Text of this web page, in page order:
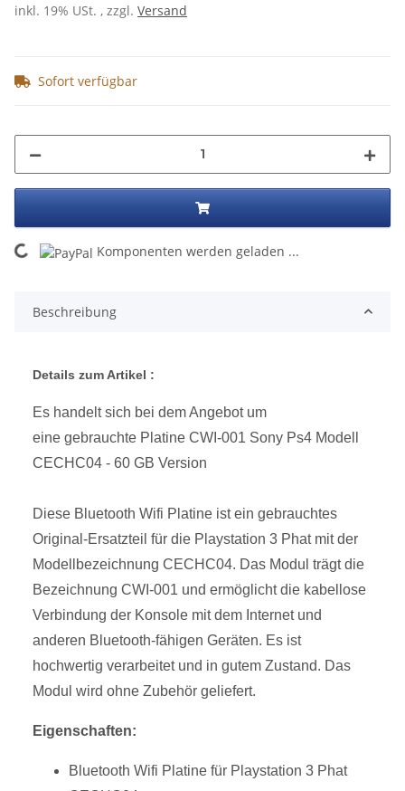
inkl. 19% USt. , zzgl. Versand
Sofort verfügbar
Komponenten werden geladen ...
Beschreibung
Details zum Artikel :
Es handelt sich bei dem Angebot um
eine gebrauchte Platine CWI-001 Sony Ps4 Modell
CECHC04 - 60 GB Version
Diese Bluetooth Wifi Platine ist ein gebrauchtes
Original-Ersatzteil für die Playstation 3 Phat mit der
Modellbezeichnung CECHC04. Das Modul trägt die
Bezeichnung CWI-001 und ermöglicht die kabellose
Verbindung der Konsole mit dem Internet und
anderen Bluetooth-fähigen Geräten. Es ist
hochwertig verarbeitet und in gutem Zustand. Das
Modul wird ohne Zubehör geliefert.
Eigenschaften:
Bluetooth Wifi Platine für Playstation 3 Phat